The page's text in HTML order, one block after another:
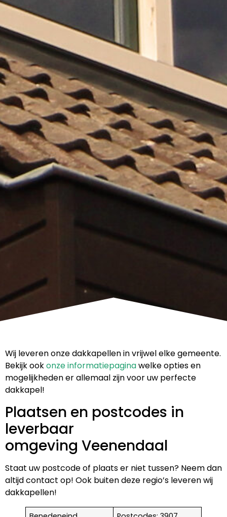
Wij leveren onze dakkapellen in vrijwel elke gemeente.
Bekijk ookonze informatiepaginawelke opties en
mogelijkheden er allemaal zijn voor uw perfecte
dakkapel!
Plaatsen en postcodes in
leverbaar
omgeving Veenendaal
Staat uw postcode of plaats er niet tussen? Neem dan
altijd contact op! Ook buiten deze regio’s leveren wij
dakkapellen!